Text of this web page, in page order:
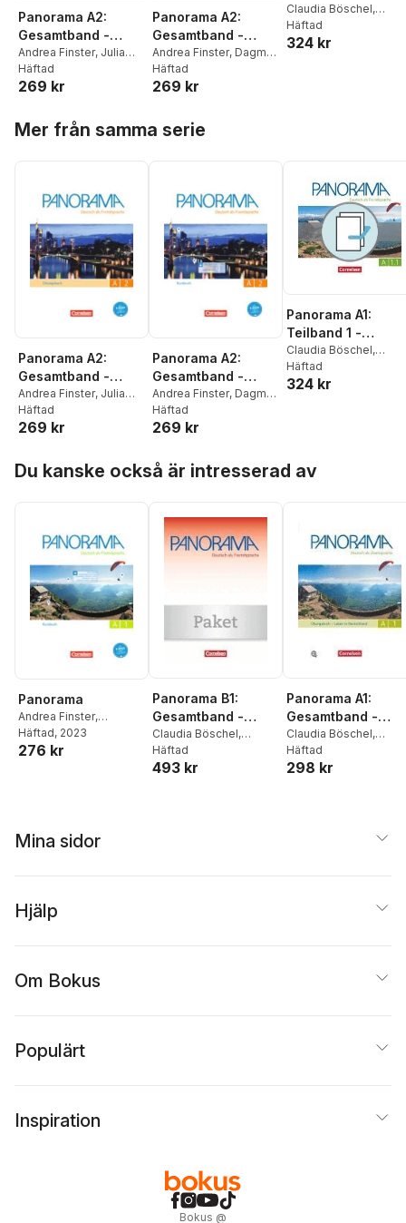
Panorama A2:
Gesamtband -
Übungsbuch DaF -
Mit PagePlayer-App
inkl. Audios
Andrea Finster, Julia
Michaux-Stander
Verena Paar-
Häftad
269 kr
Panorama A2:
Gesamtband -
Kursbuch mit
interaktiven
Übungen auf
Andrea Finster, Dagmar
Giersberg
Jin,Verena Paar-
Häftad
269 kr
Kursbuch und
Übungsbuch DaZ
Claudia Böschel,
Andrea Finster
Friederike Jin
Häftad
324 kr
Mer från samma serie
Panorama A2:
Gesamtband -
Übungsbuch DaF -
Mit PagePlayer-App
inkl. Audios
Andrea Finster, Julia
Michaux-Stander
Verena Paar-
Häftad
269 kr
Panorama A2:
Gesamtband -
Kursbuch mit
interaktiven
Übungen auf
Andrea Finster, Dagmar
Giersberg
Jin,Verena Paar-
Häftad
269 kr
Panorama A1:
Teilband 1 -
Kursbuch und
Übungsbuch DaZ
Claudia Böschel,
Andrea Finster
Friederike Jin
Häftad
324 kr
Du kanske också är intresserad av
Panorama
Andrea Finster,
Friederike Jin
Paar-Grünbichler
Häftad, 2023
276 kr
Panorama B1:
Gesamtband -
Kursbuch und
Übungsbuch DaZ
Claudia Böschel,
Andrea Finster
Friederike Jin
Häftad
493 kr
Panorama A1:
Gesamtband -
Leben in
Deutschland
Claudia Böschel,
Andrea Finster
Friederike Jin
Häftad
298 kr
Mina sidor
Hjälp
Om Bokus
Populärt
Inspiration
Bokus @